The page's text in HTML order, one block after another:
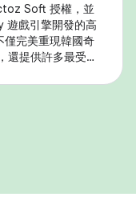
Soft 授權，並
遊戲引擎開發的高
僅完美重現韓國奇
還提供許多最受歡
Pacing 程式庫